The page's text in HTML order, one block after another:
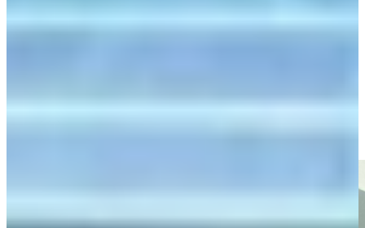
afzuigkap en zodoende zijn we in Dordrecht terechtgekomen”.